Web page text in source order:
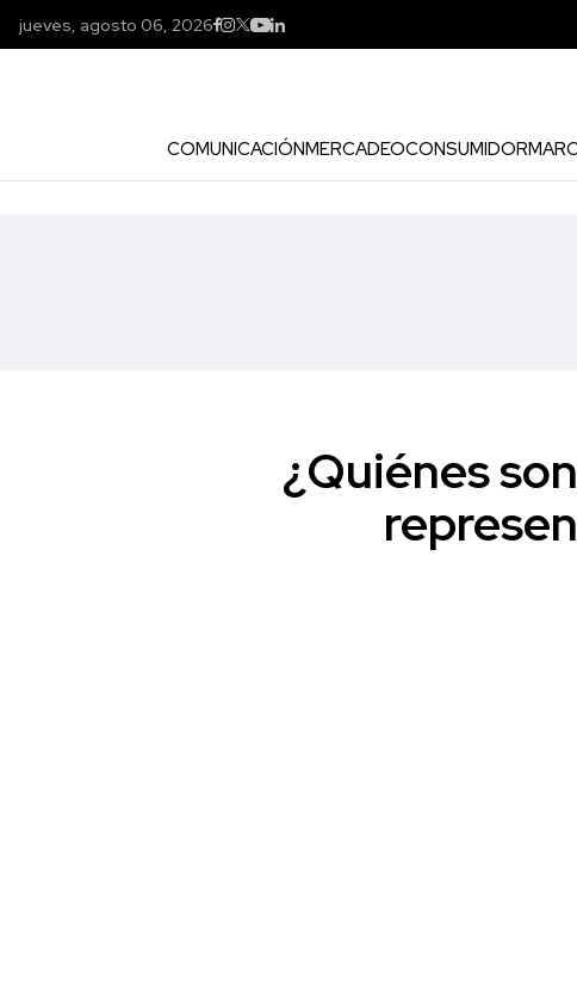
jueves, agosto 06, 2026
COMUNICACIÓNMERCADEOCONSUMIDOR
¿Quiénes